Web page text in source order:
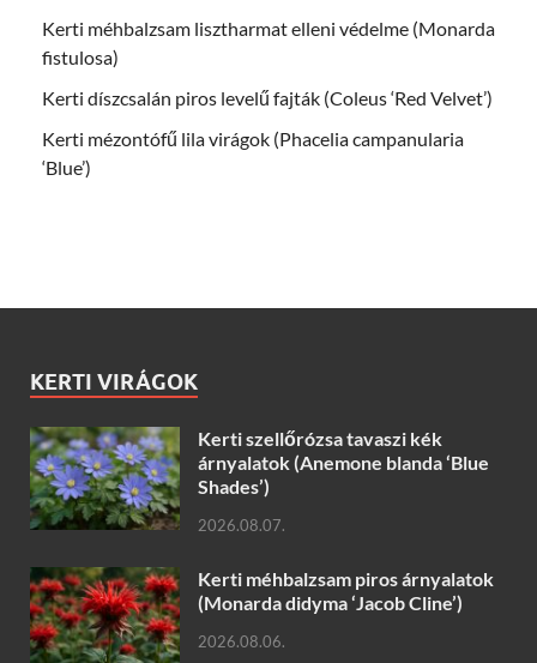
Kerti méhbalzsam lisztharmat elleni védelme (Monarda
fistulosa)
Kerti díszcsalán piros levelű fajták (Coleus ‘Red Velvet’)
Kerti mézontófű lila virágok (Phacelia campanularia
‘Blue’)
KERTI VIRÁGOK
Kerti szellőrózsa tavaszi kék
árnyalatok (Anemone blanda ‘Blue
Shades’)
2026.08.07.
Kerti méhbalzsam piros árnyalatok
(Monarda didyma ‘Jacob Cline’)
2026.08.06.